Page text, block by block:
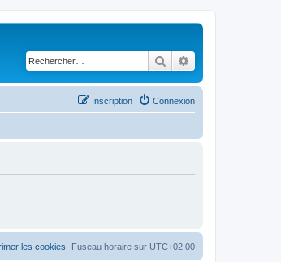
Rechercher
Connexion
Inscription
Fuseau horaire sur UTC+02:00
les cookies